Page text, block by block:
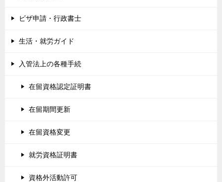
ビザ申請・行政書士
生活・就労ガイド
入管法上の各種手続
在留資格認定証明書
在留期間更新
在留資格変更
就労資格証明書
資格外活動許可